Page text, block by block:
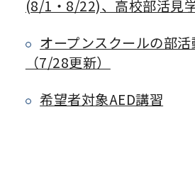
(8/1・8/22)、高校部活見
オープンスクールの部
（7/28更新）
希望者対象AED講習